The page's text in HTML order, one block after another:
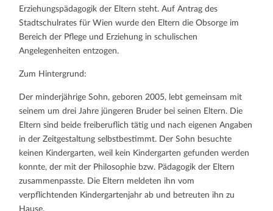
Erziehungspädagogik der Eltern steht. Auf Antrag des
Stadtschulrates für Wien wurde den Eltern die Obsorge im
Bereich der Pflege und Erziehung in schulischen
Angelegenheiten entzogen.
Zum Hintergrund:
Der minderjährige Sohn, geboren 2005, lebt gemeinsam mit
seinem um drei Jahre jüngeren Bruder bei seinen Eltern. Die
Eltern sind beide freiberuflich tätig und nach eigenen Angaben
in der Zeitgestaltung selbstbestimmt. Der Sohn besuchte
keinen Kindergarten, weil kein Kindergarten gefunden werden
konnte, der mit der Philosophie bzw. Pädagogik der Eltern
zusammenpasste. Die Eltern meldeten ihn vom
verpflichtenden Kindergartenjahr ab und betreuten ihn zu
Hause.